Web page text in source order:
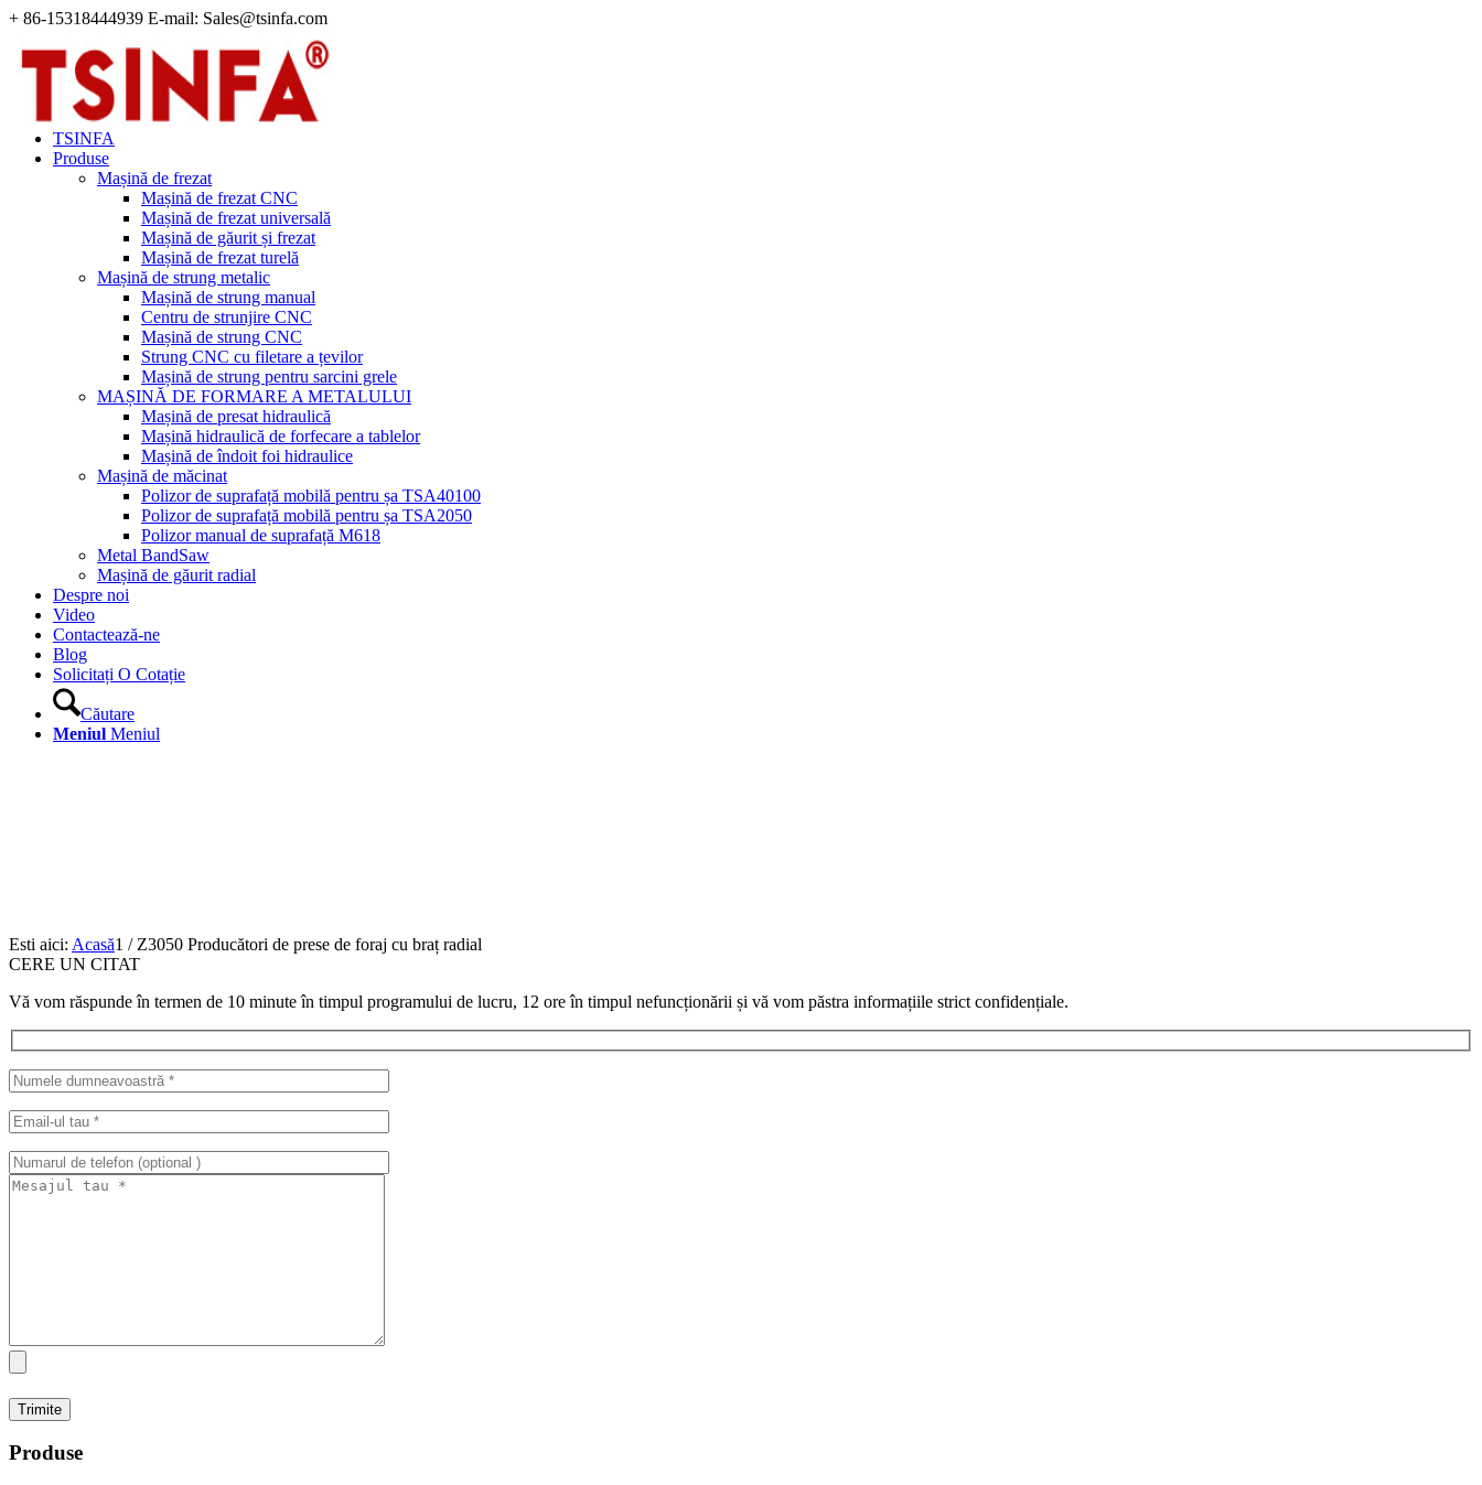
+ 86-15318444939 E-mail: Sales@tsinfa.com
TSINFA
Produse
Mașină de frezat
Mașină de frezat CNC
Mașină de frezat universală
Mașină de găurit și frezat
Mașină de frezat turelă
Mașină de strung metalic
Mașină de strung manual
Centru de strunjire CNC
Mașină de strung CNC
Strung CNC cu filetare a țevilor
Mașină de strung pentru sarcini grele
MAȘINĂ DE FORMARE A METALULUI
Mașină de presat hidraulică
Mașină hidraulică de forfecare a tablelor
Mașină de îndoit foi hidraulice
Mașină de măcinat
Polizor de suprafață mobilă pentru șa TSA40100
Polizor de suprafață mobilă pentru șa TSA2050
Polizor manual de suprafață M618
Metal BandSaw
Mașină de găurit radial
Despre noi
Video
Contactează-ne
Blog
Solicitați O Cotație
Căutare
Meniul Meniul
Esti aici: Acasă1 / Z3050 Producători de prese de foraj cu braț radial
CERE UN CITAT
Vă vom răspunde în termen de 10 minute în timpul programului de lucru, 12 ore în timpul nefuncționării și vă vom păstra informațiile strict confidențiale.
Produse